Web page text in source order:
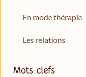
En mode thérapie
Les relations
Mots clefs